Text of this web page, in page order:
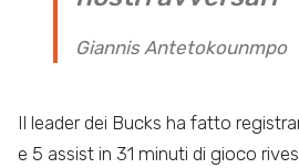
Giannis Antetokounmpo
Il leader dei Bucks ha fatto
e 5 assist in 31 minuti di gioco